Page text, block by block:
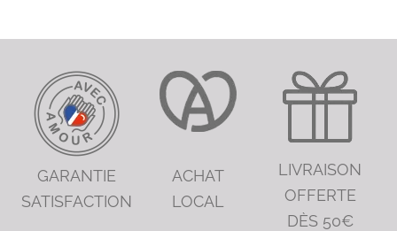
GARANTIE
SATISFACTION
ACHAT
LOCAL
LIVRAISON
OFFERTE
DÈS 50€